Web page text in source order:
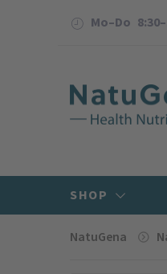
Mo–Do
SHOP
NatuGena